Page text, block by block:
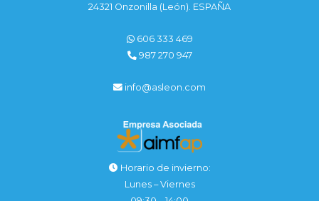
24321 Onzonilla (León). ESPAÑA
606 333 469
987 270 947
info@asleon.com
Horario de invierno:
Lunes – Viernes